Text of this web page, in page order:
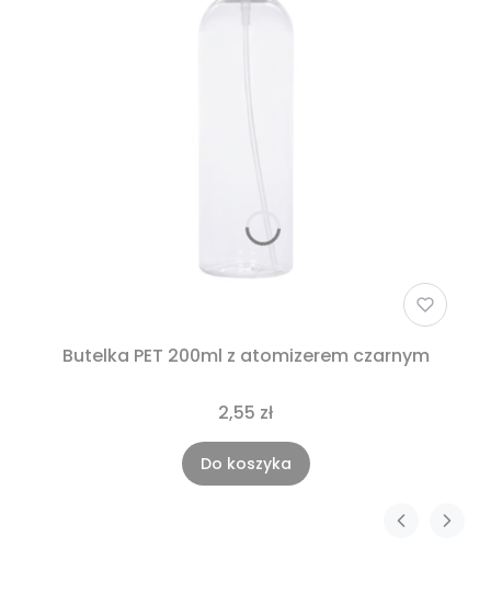
Butelka PET 200ml z atomizerem czarnym
2,55 zł
Do koszyka